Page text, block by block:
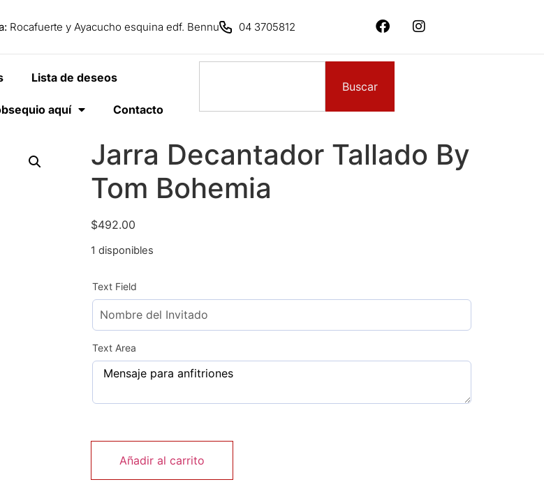
Rocafuerte y Ayacucho esquina edf. Bennu 04 3705812
Lista de deseos
aquí Contacto
Buscar
Jarra Decantador Tallado By
Tom Bohemia
$492.00
1 disponibles
Text Field
Text Area
Añadir al carrito